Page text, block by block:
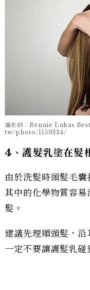
攝影師：Bennie Lukas
tw/photo/1159334/
4、護髮乳塗在髮
由於洗髮時頭髮毛囊
其中的化學物質容
髮。
建議先理順頭髮，沿
一定不要讓護髮乳碰